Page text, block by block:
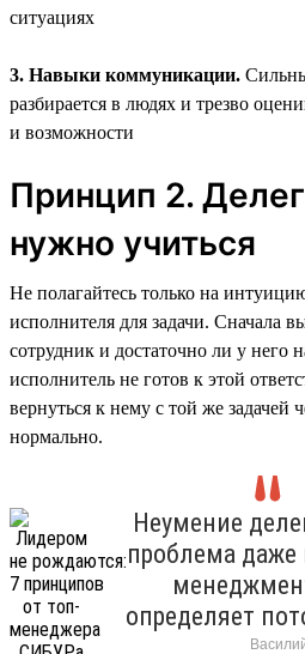
ситуациях
3. Навыки коммуникации.
разбирается в людях и трезво
и возможности
Принцип 2.
нужно учиться
Не полагайтесь только на
исполнителя для задачи. Сначала
сотрудник и достаточно ли у него
исполнитель не готов к этой
вернуться к нему с той же задачей
нормально.
Неумение
проблема даже
определяет